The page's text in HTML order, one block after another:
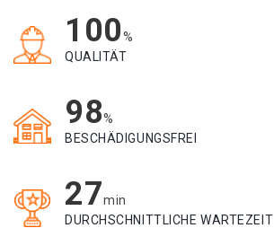
100%
QUALITÄT
98%
BESCHÄDIGUNGSFREI
27min
DURCHSCHNITTLICHE WARTEZEIT